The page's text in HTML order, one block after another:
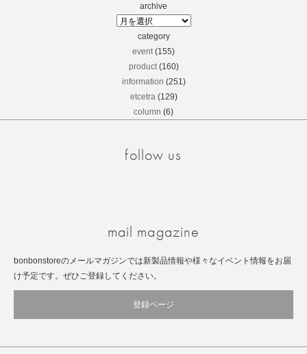
archive
category
event(155)
product(160)
information (251)
etcetra(129)
column (6)
follow us
mail magazine
bonbonstoreのメールマガジンでは新製品情報や様々なイベント情報をお届
け予定です。ぜひご登録してください。
登録ページ